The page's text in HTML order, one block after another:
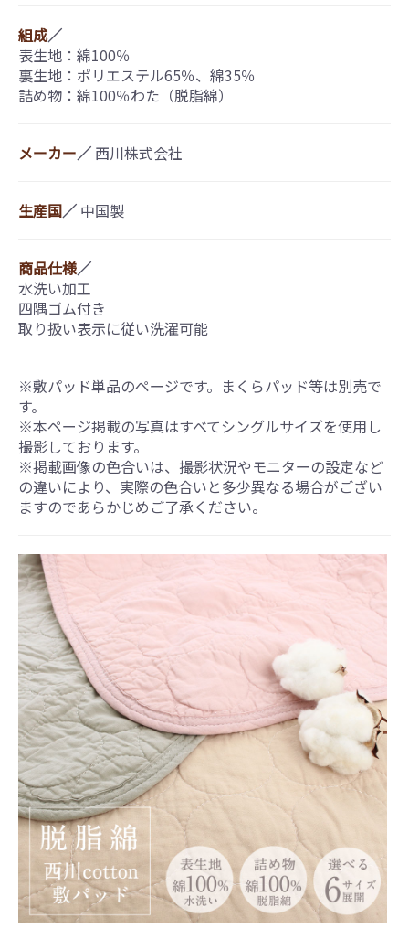
組成／
表生地：綿100％
裏生地：ポリエステル65％、綿35％
詰め物：綿100％わた（脱脂綿）
メーカー／ 西川株式会社
生産国／ 中国製
商品仕様／
水洗い加工
四隅ゴム付き
取り扱い表示に従い洗濯可能
※敷パッド単品のページです。まくらパッド等は別売で
す。
※本ページ掲載の写真はすべてシングルサイズを使用し
撮影しております。
※掲載画像の色合いは、撮影状況やモニターの設定など
の違いにより、実際の色合いと多少異なる場合がござい
ますのであらかじめご了承ください。